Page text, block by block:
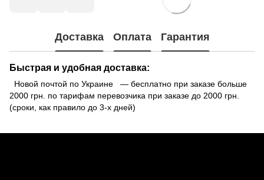
Доставка Оплата Гарантия
Быстрая и удобная доставка:
Новой почтой по Украине — бесплатно при заказе больше
2000 грн. по тарифам перевозчика при заказе до 2000 грн.
(сроки, как правило до 3-х дней)